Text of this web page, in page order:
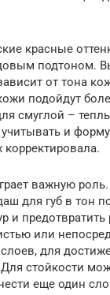
красные
подтоном.
от тона
подойдут
смуглой –
и форму
важную
для губ в тон
и предотвратить
или
для
стойкости
еще один